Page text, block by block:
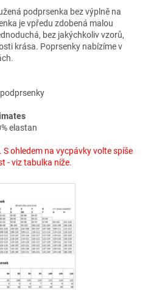
podprsenka bez výplně na
je vpředu zdobená malou
bez jakýchkoliv vzorů,
krása. Poprsenky nabízíme v
elastan
S ohledem na vycpávky volte spíše
- viz tabulka níže.